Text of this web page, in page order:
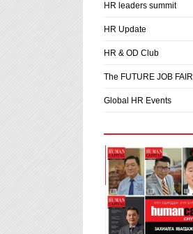
HR leaders summit
HR Update
HR & OD Club
The FUTURE JOB FAIR
Global HR Events